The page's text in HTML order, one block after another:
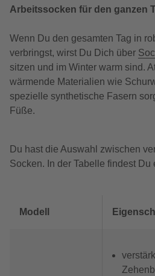
Arbeitssocken für den ganzen
Wenn Du den gesamten Tag in
verbringst, wirst Du Dich über
sitzen und im Winter warm sind.
wärmende Materialien wie
spezielle synthetische Fasern
Füße.
Du hast die Auswahl zwischen
Socken. In der Tabelle findest Du
Modell